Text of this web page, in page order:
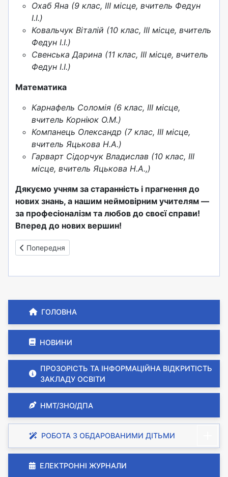
ГОЛОВНА
НОВИНИ
ПРОЗОРІСТЬ ТА ІНФОРМАЦІЙНА ВІДКРИТІСТЬ
ЗАКЛАДУ ОСВІТИ
НМТ/ЗНО/ДПА
РОБОТА З ОБДАРОВАНИМИ ДІТЬМИ
ЕЛЕКТРОННІ ЖУРНАЛИ
Охаб Яна (9 клас, III місце, вчитель Федун
І.І.)
Ковальчук Віталій (10 клас, III місце, вчитель
Федун І.І.)
Свенська Дарина (11 клас, III місце, вчитель
Федун І.І.)
Математика
Карнафель Соломія (6 клас, III місце,
вчитель Корніюк О.М.)
Компанець Олександр (7 клас, III місце,
вчитель Яцькова Н.А.)
Гарварт Сідорчук Владислав (10 клас, III
місце, вчитель Яцькова Н.А.,)
Дякуємо учням за старанність і прагнення до
нових знань, а нашим неймовірним учителям —
за професіоналізм та любов до своєї справи!
Вперед до нових вершин!
Попередня стаття: Олімпіади інформатика, історія, біологія
Попередня